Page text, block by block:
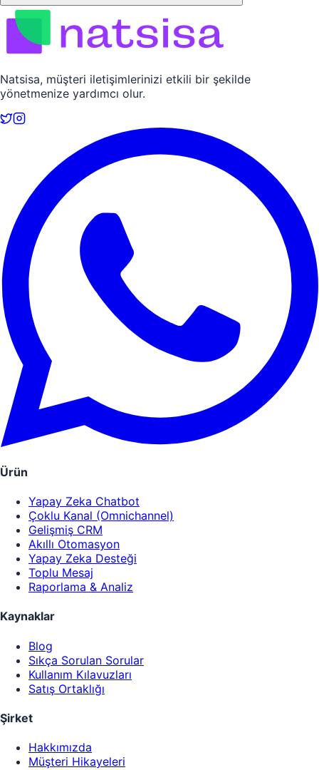
Natsisa, müşteri iletişimlerinizi etkili bir şekilde
yönetmenize yardımcı olur.
Ürün
Yapay Zeka Chatbot
Çoklu Kanal (Omnichannel)
Gelişmiş CRM
Akıllı Otomasyon
Yapay Zeka Desteği
Toplu Mesaj
Raporlama & Analiz
Kaynaklar
Blog
Sıkça Sorulan Sorular
Kullanım Kılavuzları
Satış Ortaklığı
Şirket
Hakkımızda
Müşteri Hikayeleri